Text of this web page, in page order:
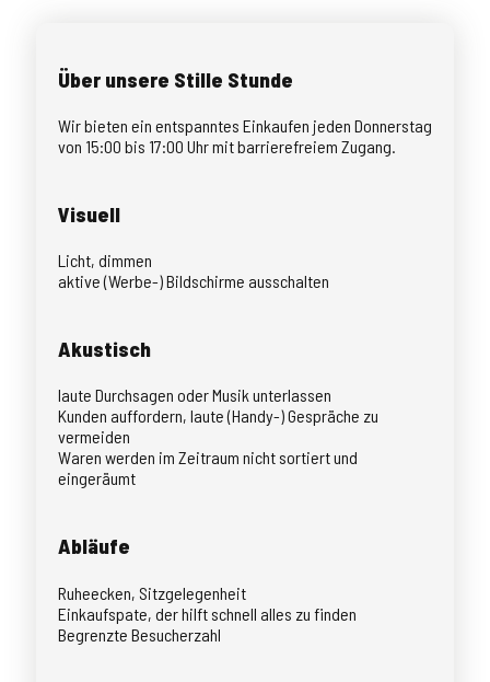
Über unsere Stille Stunde
Wir bieten ein entspanntes Einkaufen jeden Donnerstag
von 15:00 bis 17:00 Uhr mit barrierefreiem Zugang.
Visuell
Licht, dimmen
aktive (Werbe-) Bildschirme ausschalten
Akustisch
laute Durchsagen oder Musik unterlassen
Kunden auffordern, laute (Handy-) Gespräche zu
vermeiden
Waren werden im Zeitraum nicht sortiert und
eingeräumt
Abläufe
Ruheecken, Sitzgelegenheit
Einkaufspate, der hilft schnell alles zu finden
Begrenzte Besucherzahl